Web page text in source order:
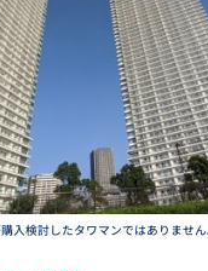
入検討したタワマンではありません